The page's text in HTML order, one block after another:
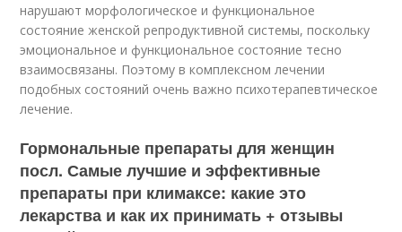
нарушают морфологическое и функциональное
состояние женской репродуктивной системы, поскольку
эмоциональное и функциональное состояние тесно
взаимосвязаны. Поэтому в комплексном лечении
подобных состояний очень важно психотерапевтическое
лечение.
Гормональные препараты для женщин
посл. Самые лучшие и эффективные
препараты при климаксе: какие это
лекарства и как их принимать + отзывы